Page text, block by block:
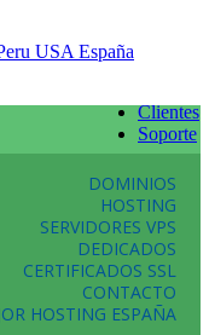
USA España
Clientes
Soporte
DOMINIOS
HOSTING
SERVIDORES VPS
DEDICADOS
CERTIFICADOS SSL
CONTACTO
HOSTING ESPAÑA